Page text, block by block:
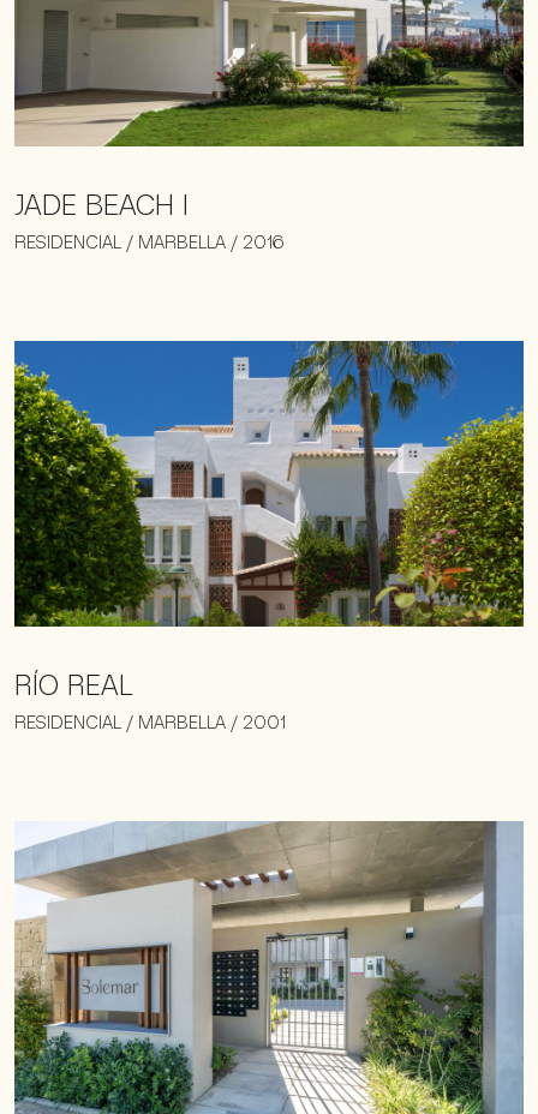
JADE BEACH I
RESIDENCIAL / MARBELLA / 2016
RÍO REAL
RESIDENCIAL / MARBELLA / 2001